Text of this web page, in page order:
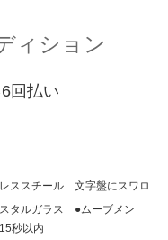
ィション
回払い
ススチール 文字盤にスワロ
タルガラス ●ムーブメン
秒以内